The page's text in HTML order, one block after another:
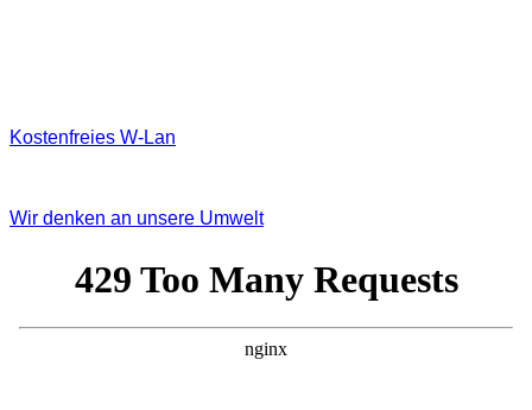
Kostenfreies W‐Lan
Wir denken an unsere Umwelt